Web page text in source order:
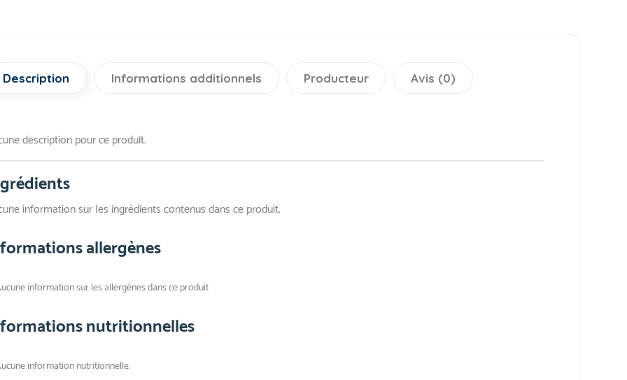
Description Informations additionnels Producteur Avis (0)
description pour ce produit.
information sur les ingrédients contenus dans ce produit.
allergènes
information sur les allergènes dans ce produit
nutritionnelles
information nutritionnelle.